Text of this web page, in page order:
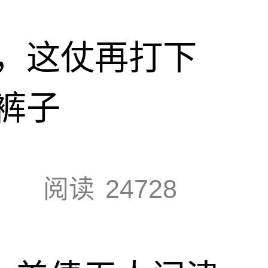
这仗再打下
子
阅读 24728